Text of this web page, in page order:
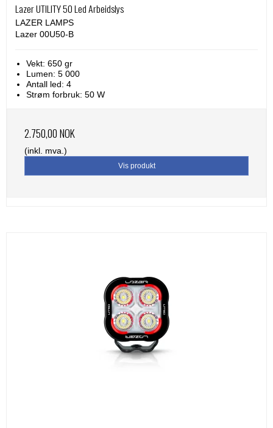
Lazer UTILITY 50 Led Arbeidslys
LAZER LAMPS
Lazer 00U50-B
Vekt: 650 gr
Lumen: 5 000
Antall led: 4
Strøm forbruk: 50 W
2.750,00 NOK
(inkl. mva.)
Vis produkt